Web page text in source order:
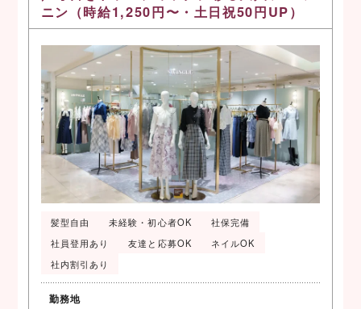
ニン（時給1,250円〜・土日祝50円UP）
髪型自由 未経験・初心者OK
社保完備
社員登用あり
友達と応募OK
ネイルOK
社内割引あり
勤務地